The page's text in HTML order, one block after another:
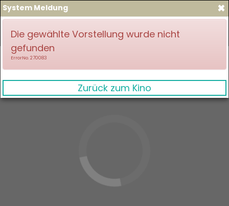
×
System Meldung
Die gewählte Vorstellung wurde nicht
gefunden
ErrorNo. 270083
Zurück zum Kino